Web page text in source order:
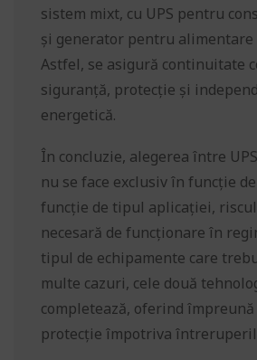
sistem mixt, cu UPS pentru
și generator pentru alimentare
Astfel, se asigură continuitate
siguranță, protecție și
energetică.
În concluzie, alegerea între
nu se face exclusiv în funcție
funcție de tipul aplicației,
necesară de funcționare în
tipul de echipamente care
multe cazuri, cele două
completează, oferind împreună
protecție împotriva